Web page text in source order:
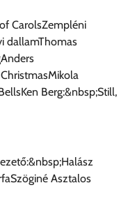
CarolsZempléni
dallamThomas
Berg:&nbsp;Still,
Asztalos